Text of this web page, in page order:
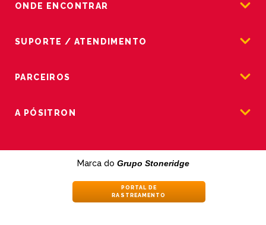
ONDE ENCONTRAR
SUPORTE / ATENDIMENTO
PARCEIROS
A PÓSITRON
Marca do Grupo Stoneridge
PORTAL DE
RASTREAMENTO